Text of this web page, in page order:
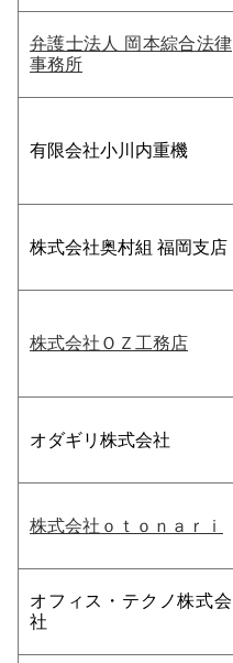
弁護士法人 岡本綜合法律
事務所
有限会社小川内重機
株式会社奥村組 福岡支店
株式会社ＯＺ工務店
オダギリ株式会社
株式会社ｏｔｏｎａｒｉ
オフィス・テクノ株式会
社